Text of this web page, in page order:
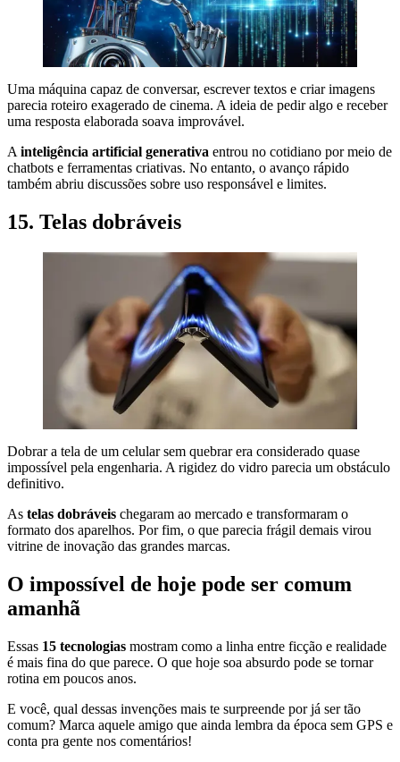
Uma máquina capaz de conversar, escrever textos e criar imagens
parecia roteiro exagerado de cinema. A ideia de pedir algo e receber
uma resposta elaborada soava improvável.
A inteligência artificial generativa entrou no cotidiano por meio de
chatbots e ferramentas criativas. No entanto, o avanço rápido
também abriu discussões sobre uso responsável e limites.
15. Telas dobráveis
Dobrar a tela de um celular sem quebrar era considerado quase
impossível pela engenharia. A rigidez do vidro parecia um obstáculo
definitivo.
As telas dobráveis chegaram ao mercado e transformaram o
formato dos aparelhos. Por fim, o que parecia frágil demais virou
vitrine de inovação das grandes marcas.
O impossível de hoje pode ser comum
amanhã
Essas 15 tecnologias mostram como a linha entre ficção e realidade
é mais fina do que parece. O que hoje soa absurdo pode se tornar
rotina em poucos anos.
E você, qual dessas invenções mais te surpreende por já ser tão
comum? Marca aquele amigo que ainda lembra da época sem GPS e
conta pra gente nos comentários!